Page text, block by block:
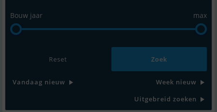
Bouw jaar max
Reset
Vandaag nieuw
Week nieuw
Uitgebreid zoeken